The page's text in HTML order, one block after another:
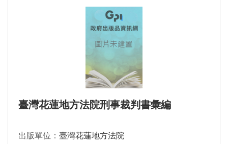
臺灣花蓮地方法院刑事裁判書彙編
出版單位： 臺灣花蓮地方法院